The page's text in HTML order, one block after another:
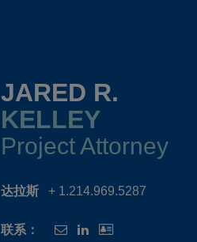
JARED R.
KELLEY
Project Attorney
达拉斯 + 1.214.969.5287
联系：